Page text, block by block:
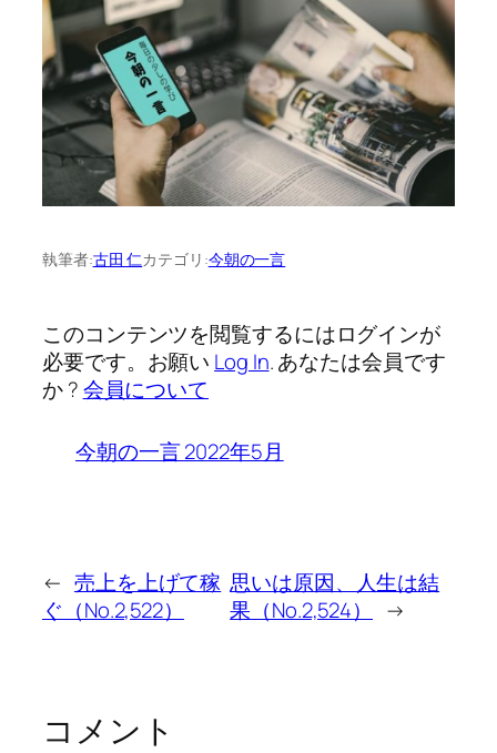
執筆者:古田 仁カテゴリ:今朝の一言
このコンテンツを閲覧するにはログインが
必要です。お願い Log In. あなたは会員です
か ?会員について
今朝の一言 2022年5月
← 売上を上げて稼
ぐ（No.2,522）
思いは原因、人生は結
果（No.2,524）
→
コメント